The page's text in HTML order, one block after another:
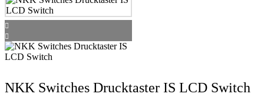
NKK Switches Drucktaster IS LCD Switch